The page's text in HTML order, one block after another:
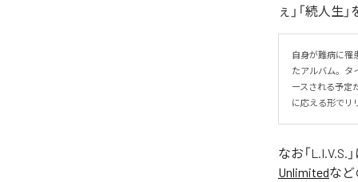
ぇ」「続人生
自身が難病に罹
たアルバム。タ
ースされる予定
に応える形でリ
なお「L.I.V.S.
Unlimitedなど